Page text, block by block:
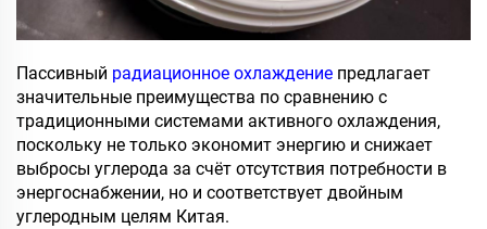
Пассивный радиационное охлаждение предлагает
значительные преимущества по сравнению с
традиционными системами активного охлаждения,
поскольку не только экономит энергию и снижает
выбросы углерода за счёт отсутствия потребности в
энергоснабжении, но и соответствует двойным
углеродным целям Китая.